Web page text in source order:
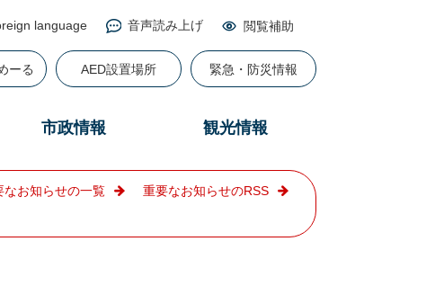
language 音声読み上げ 閲覧補助
ーる AED設置場所 緊急・防災情報
市政情報 観光情報
なお知らせの一覧 重要なお知らせのRSS